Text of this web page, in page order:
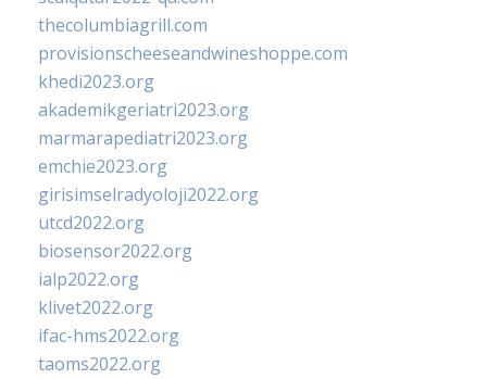
thecolumbiagrill.com
provisionscheeseandwineshoppe.com
khedi2023.org
akademikgeriatri2023.org
marmarapediatri2023.org
emchie2023.org
girisimselradyoloji2022.org
utcd2022.org
biosensor2022.org
ialp2022.org
klivet2022.org
ifac-hms2022.org
taoms2022.org